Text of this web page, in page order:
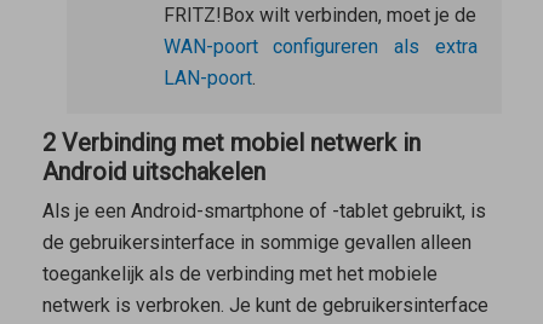
FRITZ!Box wilt verbinden, moet je de
WAN-poort configureren als extra
LAN-poort.
2 Verbinding met mobiel netwerk in
Android uitschakelen
Als je een Android-smartphone of -tablet gebruikt, is
de gebruikersinterface in sommige gevallen alleen
toegankelijk als de verbinding met het mobiele
netwerk is verbroken. Je kunt de gebruikersinterface